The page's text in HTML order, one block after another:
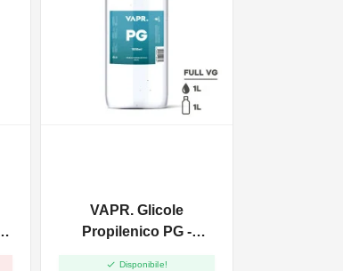
VAPR. Glicole
Propilenico PG -
 Disponibile!